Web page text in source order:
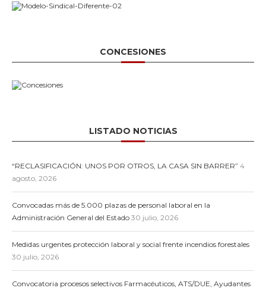
CONCESIONES
LISTADO NOTICIAS
“RECLASIFICACIÓN: UNOS POR OTROS, LA CASA SIN BARRER” 4
agosto, 2026
Convocadas más de 5.000 plazas de personal laboral en la
Administración General del Estado 30 julio, 2026
Medidas urgentes protección laboral y social frente incendios forestales
30 julio, 2026
Convocatoria procesos selectivos Farmacéuticos, ATS/DUE, Ayudantes